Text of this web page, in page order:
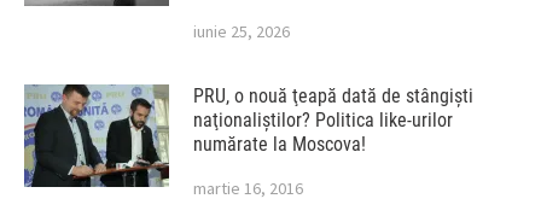
iunie 25, 2026
PRU, o nouă ţeapă dată de stângişti
naţionaliştilor? Politica like-urilor
numărate la Moscova!
martie 16, 2016